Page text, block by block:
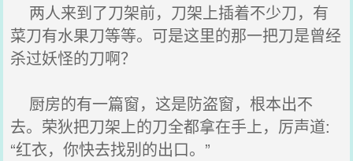
两人来到了刀架前，刀架上插着不少刀，有
菜刀有水果刀等等。可是这里的那一把刀是曾经
杀过妖怪的刀啊？
厨房的有一篇窗，这是防盗窗，根本出不
去。荣狄把刀架上的刀全都拿在手上，厉声道:
“红衣，你快去找别的出口。”